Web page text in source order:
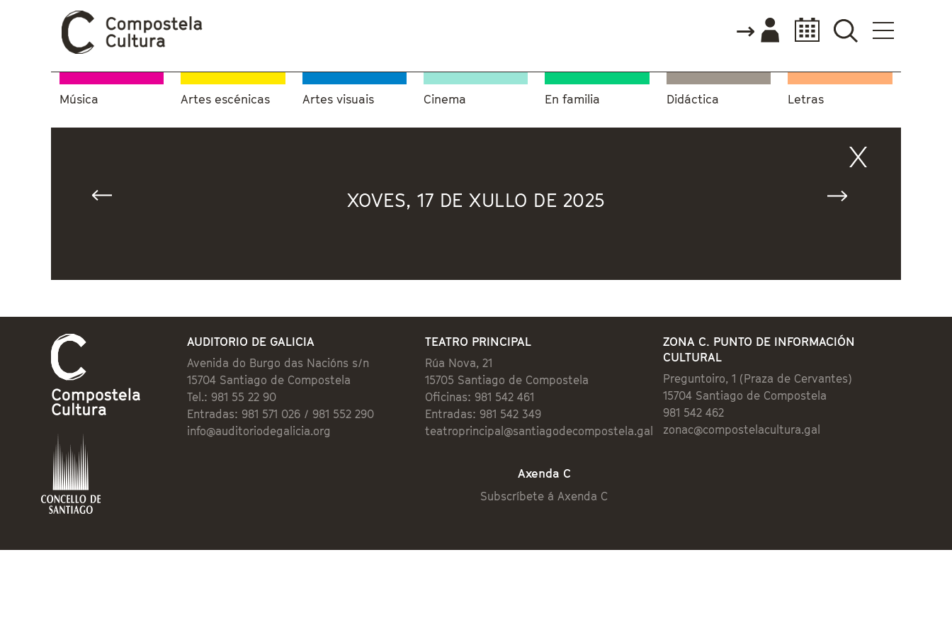
Música Artes escénicas Artes visuais Cinema En familia Didáctica Letras
XOVES, 17 DE XULLO DE 2025
AUDITORIO DE GALICIA
Avenida do Burgo das Nacións s/n
15704 Santiago de Compostela
Tel.: 981 55 22 90
Entradas: 981 571 026 / 981 552 290
info@auditoriodegalicia.org
TEATRO PRINCIPAL
Rúa Nova, 21
15705 Santiago de Compostela
Oficinas: 981 542 461
Entradas: 981 542 349
teatroprincipal@santiagodecompostela.gal
ZONA C. PUNTO DE INFORMACIÓN
CULTURAL
Preguntoiro, 1 (Praza de Cervantes)
15704 Santiago de Compostela
981 542 462
zonac@compostelacultura.gal
Axenda C
Subscríbete á Axenda C